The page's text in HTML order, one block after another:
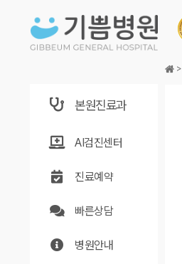
본원진료과
AI검진센터
진료예약
빠른상담
병원안내
>